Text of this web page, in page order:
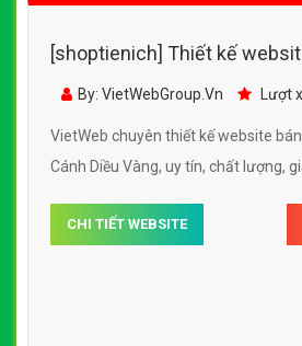
[shoptienich] Thiết kế
Cánh Diều Vàng đẹp SEO
By: VietWebGroup.Vn Lượt
VietWeb chuyên thiết kế website
Cánh Diều Vàng, uy tín, chất lượng,
CHI TIẾT WEBSITE